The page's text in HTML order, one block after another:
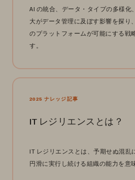
AI の統合、データ・タイプの多様化
大がデータ管理に及ぼす影響を探り
のプラットフォームが可能にする戦
す。
2025 ナレッジ記事
IT レジリエンスとは？
IT レジリエンスとは、予期せぬ混乱
円滑に実行し続ける組織の能力を意